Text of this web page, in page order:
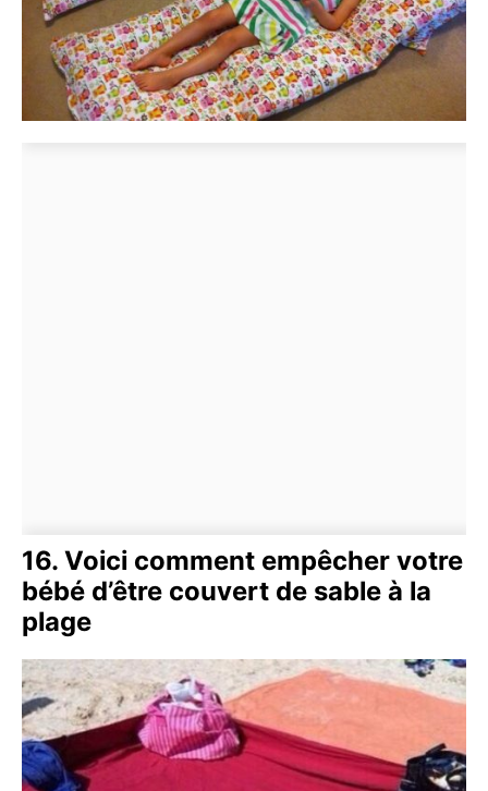
16. Voici comment empêcher votre
bébé d’être couvert de sable à la
plage